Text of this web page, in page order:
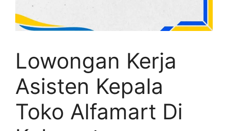
Lowongan Kerja
Asisten Kepala
Toko Alfamart Di